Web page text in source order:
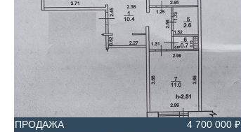
ПРОДАЖА 4 700 000 ₽